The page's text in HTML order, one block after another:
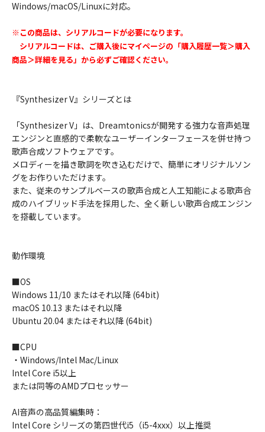
Windows/macOS/Linuxに対応。
※この商品は、シリアルコードが必要になります。
シリアルコードは、ご購入後にマイページの「購入履歴一覧＞購入
商品＞詳細を見る」から必ずご確認ください。
『Synthesizer V』シリーズとは
「Synthesizer V」は、Dreamtonicsが開発する強力な音声処理
エンジンと直感的で柔軟なユーザーインターフェースを併せ持つ
歌声合成ソフトウェアです。
メロディーを描き歌詞を吹き込むだけで、簡単にオリジナルソン
グをお作りいただけます。
また、従来のサンプルベースの歌声合成と人工知能による歌声合
成のハイブリッド手法を採用した、全く新しい歌声合成エンジン
を搭載しています。
動作環境
■OS
Windows 11/10 またはそれ以降 (64bit)
macOS 10.13 またはそれ以降
Ubuntu 20.04 またはそれ以降 (64bit)
■CPU
・Windows/Intel Mac/Linux
Intel Core i5以上
または同等のAMDプロセッサー
AI音声の高品質編集時：
Intel Core シリーズの第四世代i5（i5-4xxx）以上推奨